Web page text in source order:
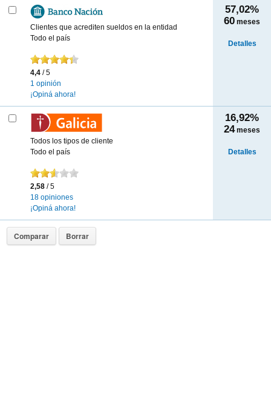
Clientes que acrediten sueldos en la entidad
Todo el país
4,4 / 5
1 opinión
¡Opiná ahora!
57,02%
60 meses
Detalles
Todos los tipos de cliente
Todo el país
2,58 / 5
18 opiniones
¡Opiná ahora!
16,92%
24meses
Detalles